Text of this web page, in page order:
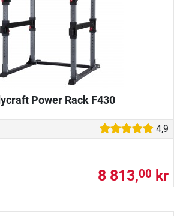
Power Rack F430
4,9
8 813,00 kr